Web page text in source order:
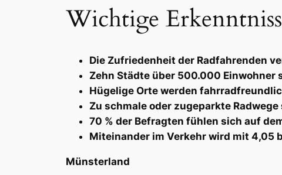
Wichtige
Die Zufriedenheit der Radfahrenden
Zehn Städte über 500.000
Hügelige Orte werden
Zu schmale oder zugeparkte
70 % der Befragten fühlen sich auf
Miteinander im Verkehr wird mit 4,05
Münsterland